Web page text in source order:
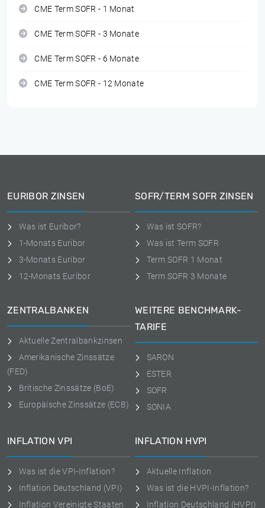
CME Term SOFR - 1 Monat
CME Term SOFR - 3 Monate
CME Term SOFR - 6 Monate
CME Term SOFR - 12 Monate
EURIBOR ZINSEN
Was ist Euribor?
1-Monats Euribor
3-Monats Euribor
12-Monats Euribor
SOFR/TERM SOFR ZINSEN
Was ist SOFR?
Was ist Term SOFR
Term SOFR 1 Monat
Term SOFR 3 Monate
ZENTRALBANKEN
Aktuelle Zentralbankzinsen
Amerikanische Zinssätze
(FED)
Britische Zinssätze (BoE)
Europäische Zinssätze (ECB)
WEITERE BENCHMARK-
TARIFE
SARON
ESTER
SOFR
SONIA
INFLATION VPI
Was ist die VPI-Inflation?
Inflation Deutschland (VPI)
Inflation Vereinigte Staaten
INFLATION HVPI
Aktuelle Inflation
Was ist die HVPI-Inflation?
Inflation Deutschland (HVPI)